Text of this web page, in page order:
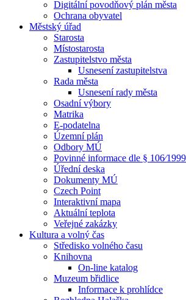
Digitální povodňový plán města
Ochrana obyvatel
Městský úřad
Starosta
Místostarosta
Zastupitelstvo města
Usnesení zastupitelstva
Rada města
Usnesení rady města
Osadní výbory
Matrika
E-podatelna
Územní plán
Odbory MÚ
Povinné informace dle §
Úřední deska
Dokumenty MÚ
Czech Point
Interaktivní mapa
Aktuální teplota
Veřejné zakázky
Kultura a volný čas
Středisko volného času
Knihovna
On-line katalog
Muzeum břidlice
Informace k prohlídce